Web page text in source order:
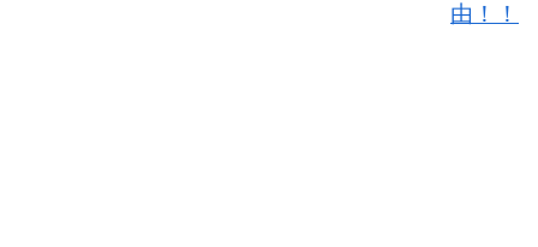
由！！